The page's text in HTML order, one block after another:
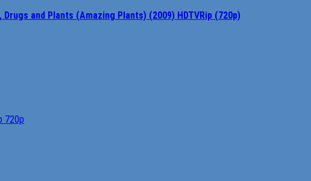
and Plants (Amazing Plants) (2009) HDTVRip (720p)
720p